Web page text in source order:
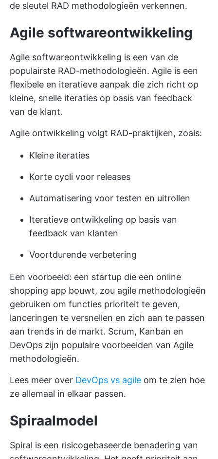
de sleutel RAD methodologieën verkennen.
Agile softwareontwikkeling
Agile softwareontwikkeling is een van de
populairste RAD-methodologieën. Agile is een
flexibele en iteratieve aanpak die zich richt op
kleine, snelle iteraties op basis van feedback
van de klant.
Agile ontwikkeling volgt RAD-praktijken, zoals:
Kleine iteraties
Korte cycli voor releases
Automatisering voor testen en uitrollen
Iteratieve ontwikkeling op basis van
feedback van klanten
Voortdurende verbetering
Een voorbeeld: een startup die een online
shopping app bouwt, zou agile methodologieën
gebruiken om functies prioriteit te geven,
lanceringen te versnellen en zich aan te passen
aan trends in de markt. Scrum, Kanban en
DevOps zijn populaire voorbeelden van Agile
methodologieën.
Lees meer over DevOps vs agile om te zien hoe
ze allemaal in elkaar passen.
Spiraalmodel
Spiral is een risicogebaseerde benadering van